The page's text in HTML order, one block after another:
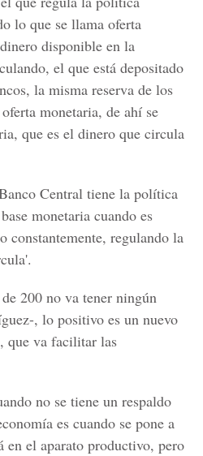
lo que se llama oferta
disponible en la
el que está depositado
la misma reserva de los
monetaria, de ahí se
que es el dinero que circula
Central tiene la política
monetaria cuando es
constantemente, regulando la
200 no va tener ningún
, lo positivo es un nuevo
que va facilitar las
no se tiene un respaldo
es cuando se pone a
en el aparato productivo, pero